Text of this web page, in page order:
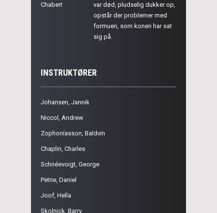
Chabert
var død, pludselig dukker op,
opstår der problemer med
formuen, som konen har sat
sig på.
INSTRUKTØRER
Johansen, Jannik
Niccol, Andrew
Zophoníasson, Baldvin
Chaplin, Charles
Schnéevoigt, George
Petrie, Daniel
Joof, Hella
Skolnick, Barry